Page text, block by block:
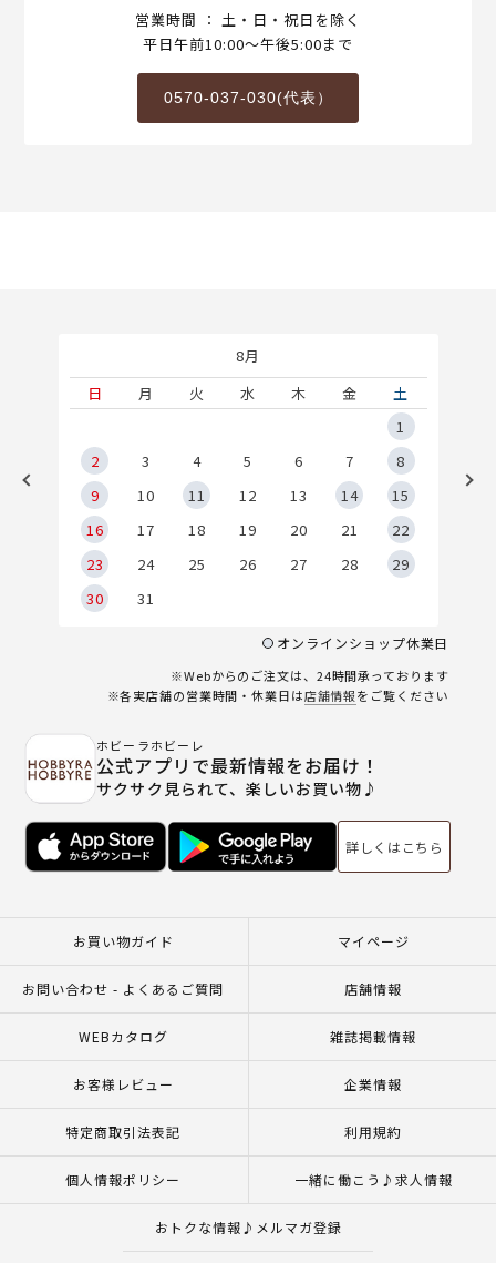
営業時間 ： 土・日・祝日を除く
平日午前10:00～午後5:00まで
0570-037-030(代表）
8月
日
月 火 水 木 金
土
1
2
3 4 5 6 7
8
9
10 11 12 13 14
15
16
17 18 19 20 21
22
23
24 25 26 27 28
29
30
31
オンラインショップ休業日
※Webからのご注文は、24時間承っております
※各実店舗の営業時間・休業日は店舗情報をご覧ください
ホビーラホビーレ
公式アプリで最新情報をお届け！
サクサク見られて、楽しいお買い物♪
詳しくはこちら
お買い物ガイド マイページ
お問い合わせ - よくあるご質問 店舗情報
WEBカタログ 雑誌掲載情報
お客様レビュー 企業情報
特定商取引法表記 利用規約
個人情報ポリシー 一緒に働こう♪求人情報
おトクな情報♪メルマガ登録